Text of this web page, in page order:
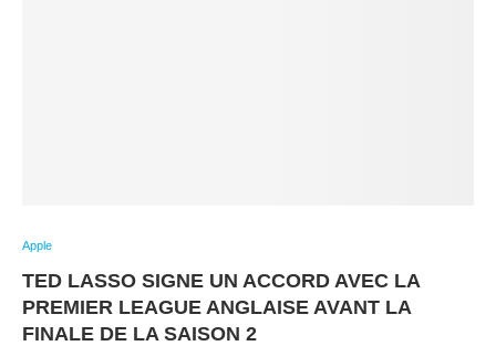
Apple
TED LASSO SIGNE UN ACCORD AVEC LA
PREMIER LEAGUE ANGLAISE AVANT LA
FINALE DE LA SAISON 2